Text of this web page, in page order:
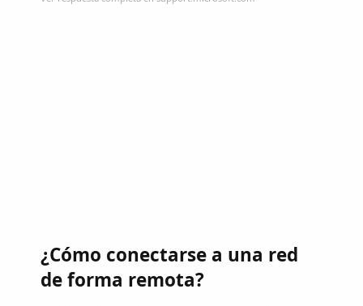
¿Cómo conectarse a una red
de forma remota?